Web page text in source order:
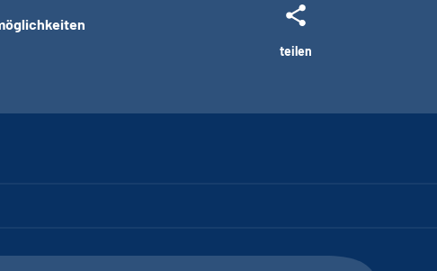
teilen